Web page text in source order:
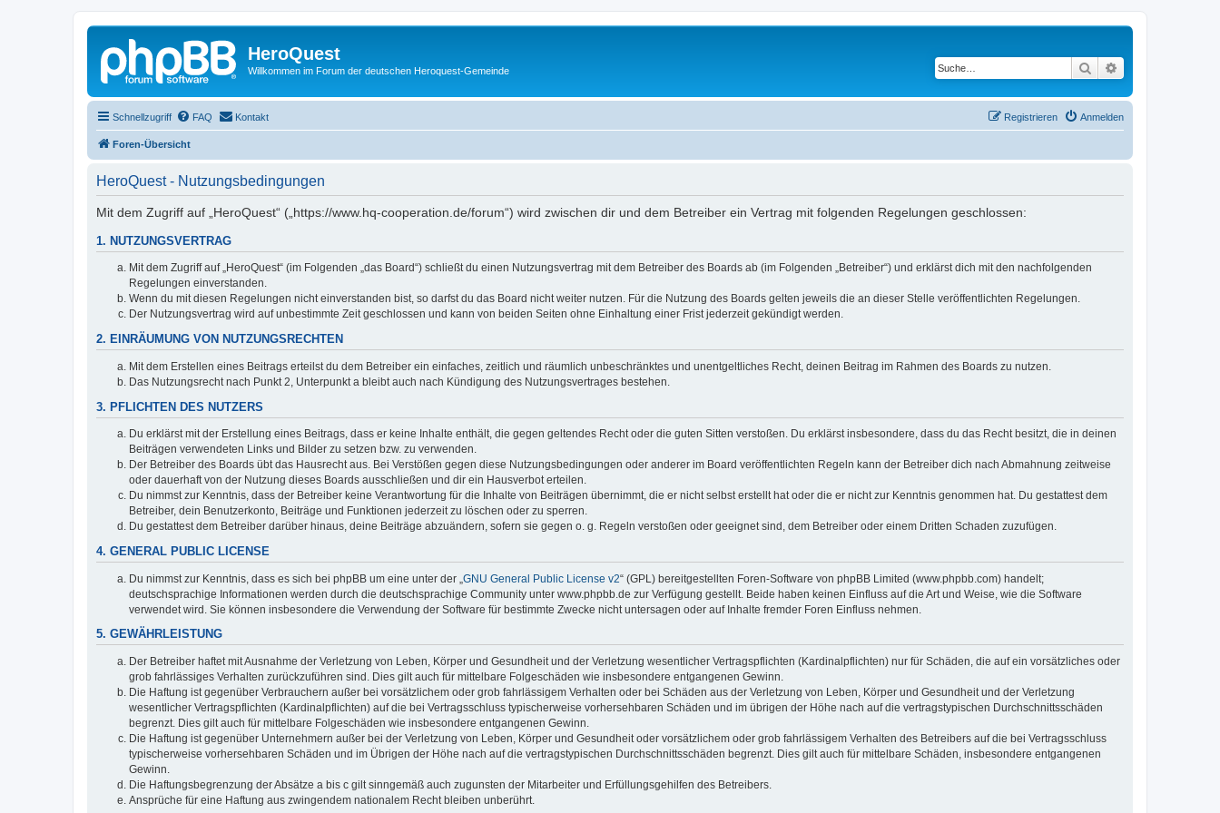
HeroQuest
Willkommen im Forum der deutschen Heroquest-Gemeinde Suche
Schnellzugriff FAQ Kontakt Anmelden
Registrieren
Foren-Übersicht
HeroQuest - Nutzungsbedingungen
Mit dem Zugriff auf „HeroQuest“ („https://www.hq-cooperation.de/forum“) wird zwischen dir und dem Betreiber ein Vertrag mit folgenden Regelungen geschlossen:
1. NUTZUNGSVERTRAG
Mit dem Zugriff auf „HeroQuest“ (im Folgenden „das Board“) schließt du einen Nutzungsvertrag mit dem Betreiber des Boards ab (im Folgenden „Betreiber“) und erklärst dich mit den nachfolgenden
Regelungen einverstanden.
Wenn du mit diesen Regelungen nicht einverstanden bist, so darfst du das Board nicht weiter nutzen. Für die Nutzung des Boards gelten jeweils die an dieser Stelle veröffentlichten Regelungen.
Der Nutzungsvertrag wird auf unbestimmte Zeit geschlossen und kann von beiden Seiten ohne Einhaltung einer Frist jederzeit gekündigt werden.
2. EINRÄUMUNG VON NUTZUNGSRECHTEN
Mit dem Erstellen eines Beitrags erteilst du dem Betreiber ein einfaches, zeitlich und räumlich unbeschränktes und unentgeltliches Recht, deinen Beitrag im Rahmen des Boards zu nutzen.
Das Nutzungsrecht nach Punkt 2, Unterpunkt a bleibt auch nach Kündigung des Nutzungsvertrages bestehen.
3. PFLICHTEN DES NUTZERS
Du erklärst mit der Erstellung eines Beitrags, dass er keine Inhalte enthält, die gegen geltendes Recht oder die guten Sitten verstoßen. Du erklärst insbesondere, dass du das Recht besitzt, die in deinen
Beiträgen verwendeten Links und Bilder zu setzen bzw. zu verwenden.
Der Betreiber des Boards übt das Hausrecht aus. Bei Verstößen gegen diese Nutzungsbedingungen oder anderer im Board veröffentlichten Regeln kann der Betreiber dich nach Abmahnung zeitweise
oder dauerhaft von der Nutzung dieses Boards ausschließen und dir ein Hausverbot erteilen.
Du nimmst zur Kenntnis, dass der Betreiber keine Verantwortung für die Inhalte von Beiträgen übernimmt, die er nicht selbst erstellt hat oder die er nicht zur Kenntnis genommen hat. Du gestattest dem
Betreiber, dein Benutzerkonto, Beiträge und Funktionen jederzeit zu löschen oder zu sperren.
Du gestattest dem Betreiber darüber hinaus, deine Beiträge abzuändern, sofern sie gegen o. g. Regeln verstoßen oder geeignet sind, dem Betreiber oder einem Dritten Schaden zuzufügen.
4. GENERAL PUBLIC LICENSE
Du nimmst zur Kenntnis, dass es sich bei phpBB um eine unter der „ GNU General Public License v2“ (GPL) bereitgestellten Foren-Software von phpBB Limited (www.phpbb.com) handelt;
deutschsprachige Informationen werden durch die deutschsprachige Community unter www.phpbb.de zur Verfügung gestellt. Beide haben keinen Einfluss auf die Art und Weise, wie die Software
verwendet wird. Sie können insbesondere die Verwendung der Software für bestimmte Zwecke nicht untersagen oder auf Inhalte fremder Foren Einfluss nehmen.
5. GEWÄHRLEISTUNG
Der Betreiber haftet mit Ausnahme der Verletzung von Leben, Körper und Gesundheit und der Verletzung wesentlicher Vertragspflichten (Kardinalpflichten) nur für Schäden, die auf ein vorsätzliches oder
grob fahrlässiges Verhalten zurückzuführen sind. Dies gilt auch für mittelbare Folgeschäden wie insbesondere entgangenen Gewinn.
Die Haftung ist gegenüber Verbrauchern außer bei vorsätzlichem oder grob fahrlässigem Verhalten oder bei Schäden aus der Verletzung von Leben, Körper und Gesundheit und der Verletzung
wesentlicher Vertragspflichten (Kardinalpflichten) auf die bei Vertragsschluss typischerweise vorhersehbaren Schäden und im übrigen der Höhe nach auf die vertragstypischen Durchschnittsschäden
begrenzt. Dies gilt auch für mittelbare Folgeschäden wie insbesondere entgangenen Gewinn.
Die Haftung ist gegenüber Unternehmern außer bei der Verletzung von Leben, Körper und Gesundheit oder vorsätzlichem oder grob fahrlässigem Verhalten des Betreibers auf die bei Vertragsschluss
typischerweise vorhersehbaren Schäden und im Übrigen der Höhe nach auf die vertragstypischen Durchschnittsschäden begrenzt. Dies gilt auch für mittelbare Schäden, insbesondere entgangenen
Gewinn.
Die Haftungsbegrenzung der Absätze a bis c gilt sinngemäß auch zugunsten der Mitarbeiter und Erfüllungsgehilfen des Betreibers.
Ansprüche für eine Haftung aus zwingendem nationalem Recht bleiben unberührt.